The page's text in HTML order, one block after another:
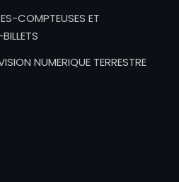
COMPTEUSES ET
NUMERIQUE TERRESTRE